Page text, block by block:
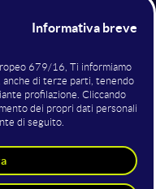
Digital
Region